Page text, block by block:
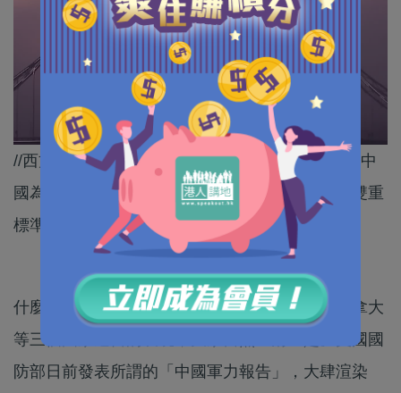
//西方國家近來肆意渲染「中國威脅論」，以打壓中
國為己任，但卻無視美國的霸權行為，這樣的「雙重
標準」，多麼荒謬可笑！//
什麼是「反華大合唱」呢？看看美國、英國及加拿大
等三個國家近日的表現，大家自然一清二楚。美國國
防部日前發表所謂的「中國軍力報告」，大肆渲染